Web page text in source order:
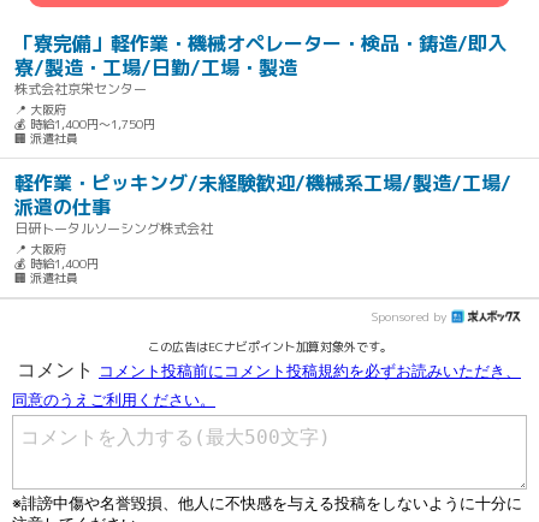
「寮完備」軽作業・機械オペレーター・検品・鋳造/即入
寮/製造・工場/日勤/工場・製造
株式会社京栄センター
📍 大阪府
💰 時給1,400円～1,750円
🏢 派遣社員
軽作業・ピッキング/未経験歓迎/機械系工場/製造/工場/
派遣の仕事
日研トータルソーシング株式会社
📍 大阪府
💰 時給1,400円
🏢 派遣社員
Sponsored by
この広告はECナビポイント加算対象外です。